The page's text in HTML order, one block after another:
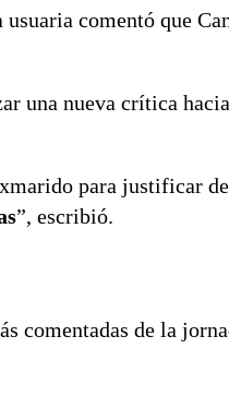
comentó que
una nueva crítica
para justificar
”, escribió.
comentadas de la